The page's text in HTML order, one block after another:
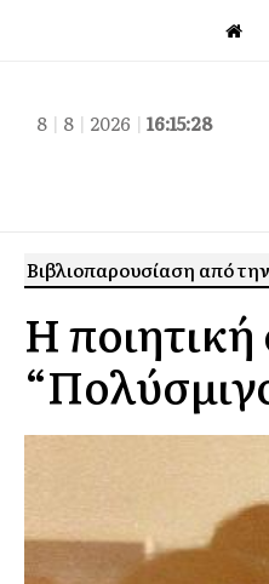
8 | 8 | 2026 | 16:15:29
Βιβλιοπαρουσίαση από
Η